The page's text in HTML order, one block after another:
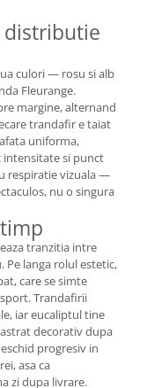
culori — rosu si alb
Fleurange.
margine, alternand
trandafir e taiat
uniforma,
intensitate si punct
respiratie vizuala —
nu o singura
tranzitia intre
Pe langa rolul estetic,
care se simte
Trandafirii
iar eucaliptul tine
decorativ dupa
progresiv in
asa ca
zi dupa livrare.